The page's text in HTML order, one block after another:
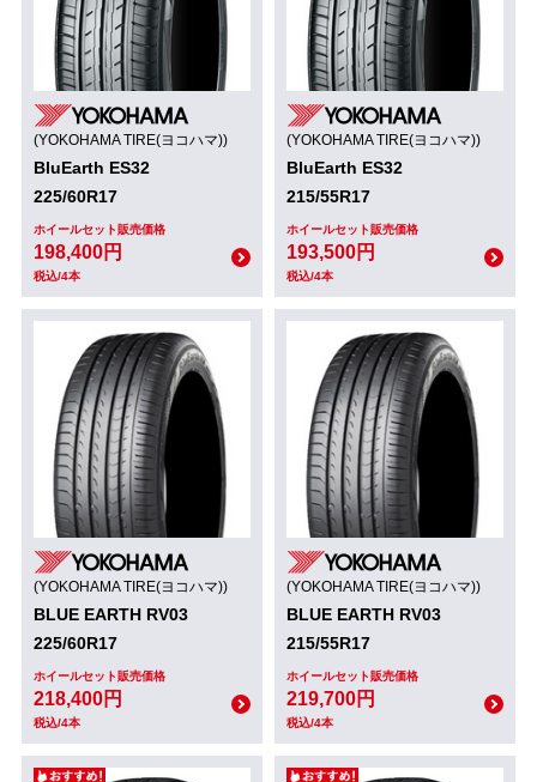
(YOKOHAMA TIRE(ヨコハマ))
BluEarth ES32
225/60R17
ホイールセット販売価格
198,400円
税込/4本
(YOKOHAMA TIRE(ヨコハマ))
BluEarth ES32
215/55R17
ホイールセット販売価格
193,500円
税込/4本
(YOKOHAMA TIRE(ヨコハマ))
BLUE EARTH RV03
225/60R17
ホイールセット販売価格
218,400円
税込/4本
(YOKOHAMA TIRE(ヨコハマ))
BLUE EARTH RV03
215/55R17
ホイールセット販売価格
219,700円
税込/4本